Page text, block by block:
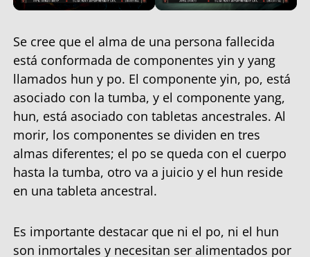
Se cree que el alma de una persona fallecida
está conformada de componentes yin y yang
llamados hun y po. El componente yin, po, está
asociado con la tumba, y el componente yang,
hun, está asociado con tabletas ancestrales. Al
morir, los componentes se dividen en tres
almas diferentes; el po se queda con el cuerpo
hasta la tumba, otro va a juicio y el hun reside
en una tableta ancestral.
Es importante destacar que ni el po, ni el hun
son inmortales y necesitan ser alimentados por